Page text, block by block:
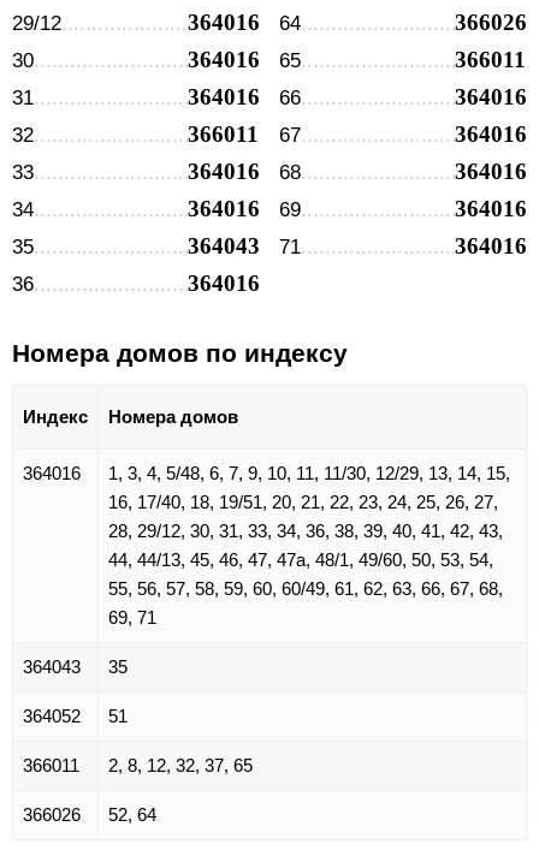
29/12 364016
30 364016
31 364016
32 366011
33 364016
34 364016
35 364043
36 364016
64 366026
65 366011
66 364016
67 364016
68 364016
69 364016
71 364016
Номера домов по индексу
Индекс Номера домов
364016
1, 3, 4, 5/48, 6, 7, 9, 10, 11, 11/30, 12/29, 13, 14, 15,
16, 17/40, 18, 19/51, 20, 21, 22, 23, 24, 25, 26, 27,
28, 29/12, 30, 31, 33, 34, 36, 38, 39, 40, 41, 42, 43,
44, 44/13, 45, 46, 47, 47а, 48/1, 49/60, 50, 53, 54,
55, 56, 57, 58, 59, 60, 60/49, 61, 62, 63, 66, 67, 68,
69, 71
364043 35
364052 51
366011 2, 8, 12, 32, 37, 65
366026 52, 64